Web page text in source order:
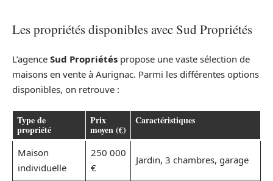
Les propriétés disponibles avec Sud Propriétés
L’agence Sud Propriétés propose une vaste sélection de
maisons en vente à Aurignac. Parmi les différentes options
disponibles, on retrouve :
Type de
propriété
Prix
moyen (€)
Caractéristiques
Maison
individuelle
250 000
€
Jardin, 3 chambres, garage